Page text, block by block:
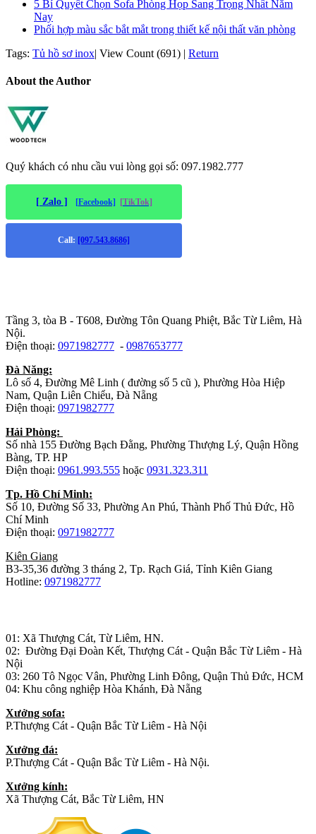
5 Bí Quyết Chọn Sofa Phòng Họp Sang Trọng Nhất Năm
Nay
Phối hợp màu sắc bắt mắt trong thiết kế nội thất văn phòng
Tags: Tủ hồ sơ inox| View Count (691) | Return
About the Author
Quý khách có nhu cầu vui lòng gọi số: 097.1982.777
[ Zalo ] [Facebook] [TikTok]
Call: [097.543.8686]
Tầng 3, tòa B - T608, Đường Tôn Quang Phiệt, Bắc Từ Liêm, Hà
Nội.
Điện thoại: 0971982777 - 0987653777
Đà Năng:
Lô số 4, Đường Mê Linh ( đường số 5 cũ ), Phường Hòa Hiệp
Nam, Quận Liên Chiểu, Đà Nẵng
Điện thoại: 0971982777
Hải Phòng:
Số nhà 155 Đường Bạch Đằng, Phường Thượng Lý, Quận Hồng
Bàng, TP. HP
Điện thoại: 0961.993.555 hoặc 0931.323.311
Tp. Hồ Chí Minh:
Số 10, Đường Số 33, Phường An Phú, Thành Phố Thủ Đức, Hồ
Chí Minh
Điện thoại: 0971982777
Kiên Giang
B3-35,36 đường 3 tháng 2, Tp. Rạch Giá, Tỉnh Kiên Giang
Hotline: 0971982777
01: Xã Thượng Cát, Từ Liêm, HN.
02: Đường Đại Đoàn Kết, Thượng Cát - Quận Bắc Từ Liêm - Hà
Nội
03: 260 Tô Ngọc Vân, Phường Linh Đông, Quận Thủ Đức, HCM
04: Khu công nghiệp Hòa Khánh, Đà Nẵng
Xưởng sofa:
P.Thượng Cát - Quận Bắc Từ Liêm - Hà Nội
Xưởng đá:
P.Thượng Cát - Quận Bắc Từ Liêm - Hà Nội.
Xưởng kính:
Xã Thượng Cát, Bắc Từ Liêm, HN